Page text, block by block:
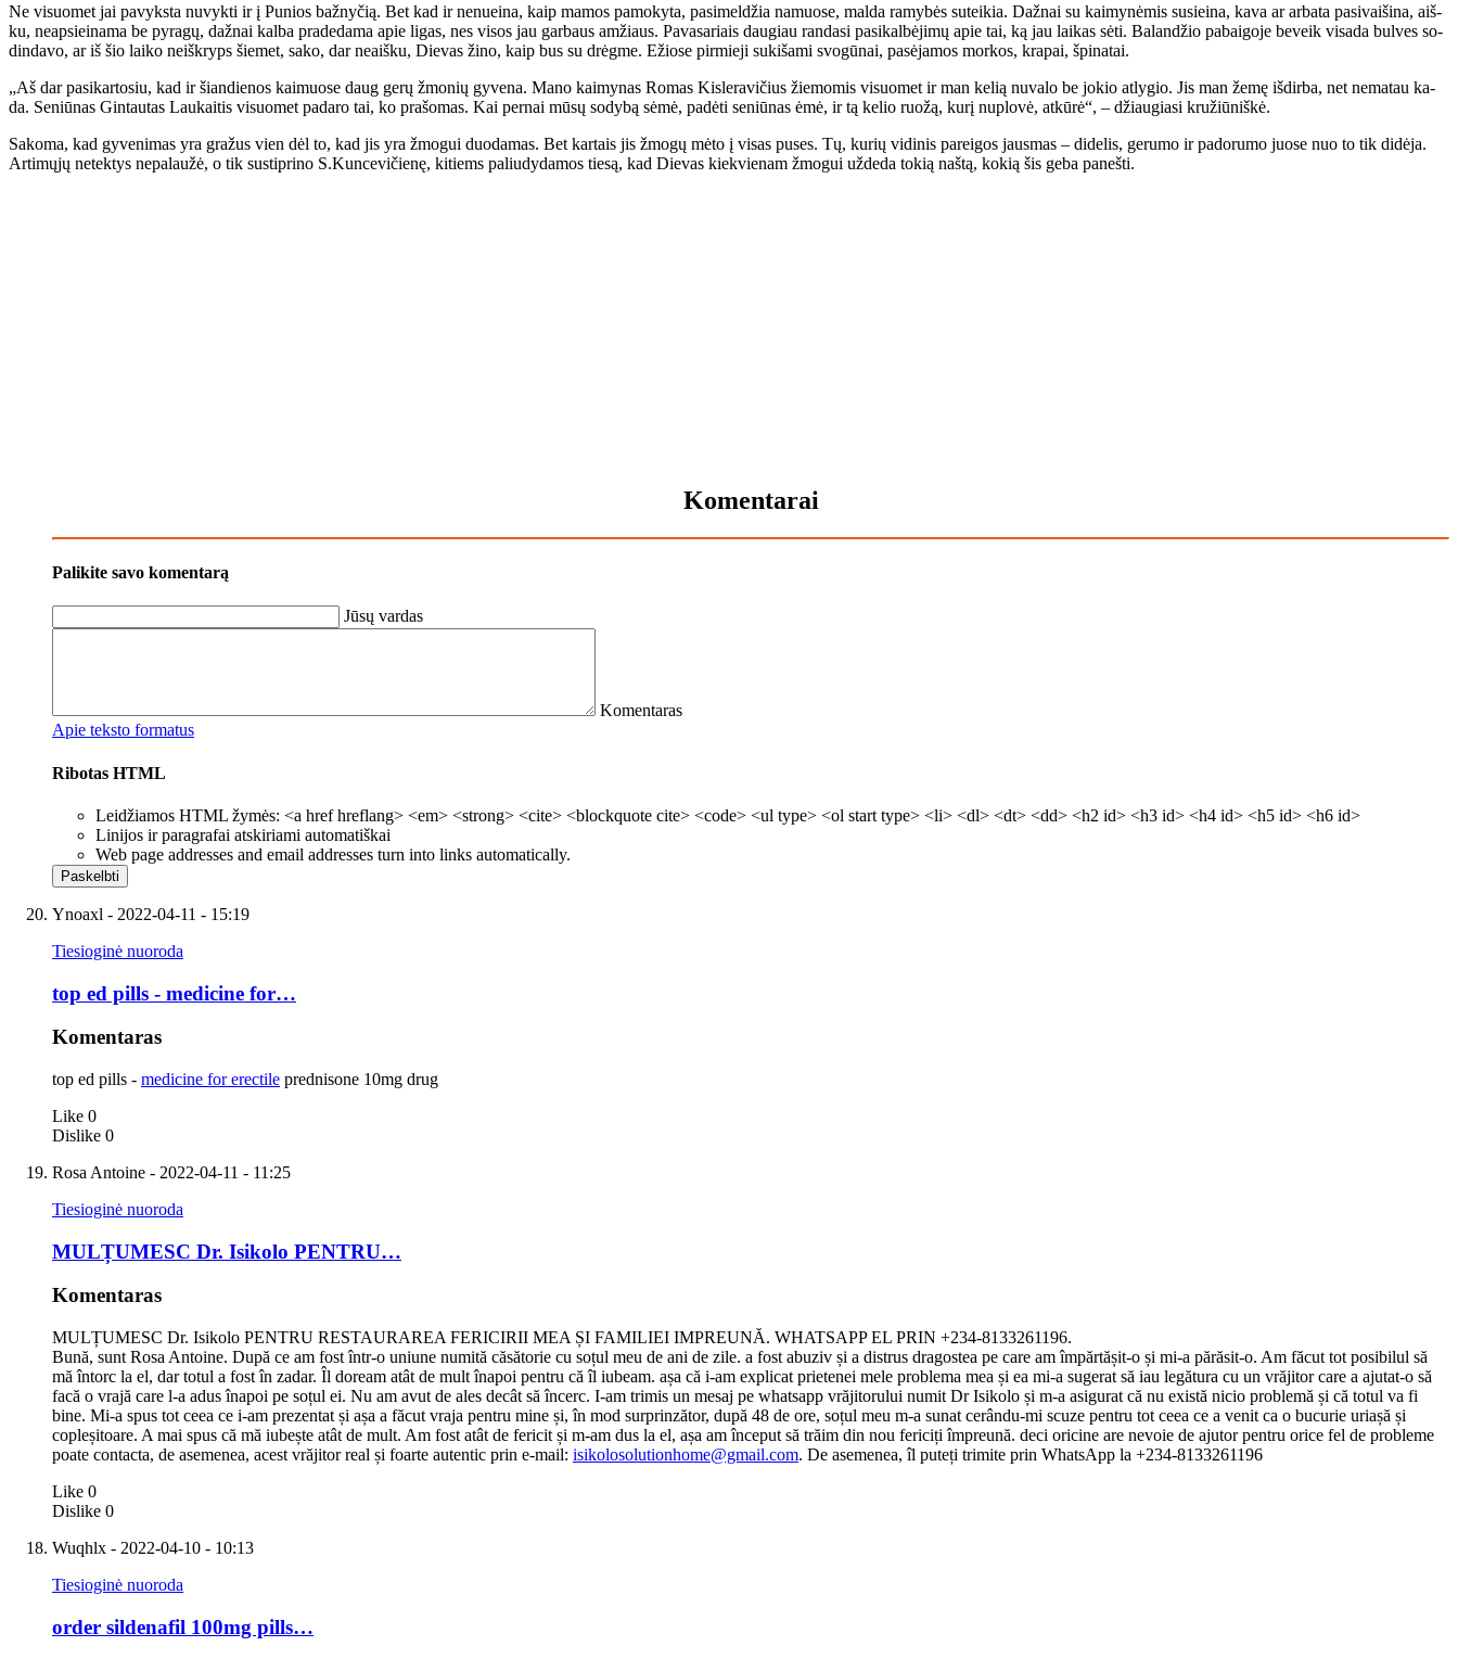
Ne vi­suo­met jai pa­vyks­ta nu­vyk­ti ir į Pu­nios baž­ny­čią. Bet kad ir ne­nu­ei­na, kaip ma­mos pa­mo­ky­ta, pa­si­mel­džia na­muo­se, mal­da ra­my­bės su­tei­kia. Daž­nai su kai­my­nė­mis su­si­ei­na, ka­va ar ar­ba­ta pa­si­vai­ši­na, aiš­
ku, neap­si­ei­na­ma be py­ra­gų, daž­nai kal­ba pra­de­da­ma apie li­gas, nes vi­sos jau gar­baus am­žiaus. Pa­va­sa­riais dau­giau ran­da­si pa­si­kal­bė­ji­mų apie tai, ką jau lai­kas sė­ti. Ba­lan­džio pa­bai­go­je be­veik vi­sa­da bul­ves so­
din­da­vo, ar iš šio lai­ko ne­iš­kryps šie­met, sa­ko, dar ne­aiš­ku, Die­vas ži­no, kaip bus su drėg­me. Ežio­se pir­mie­ji su­ki­ša­mi svo­gū­nai, pa­sė­ja­mos mor­kos, kra­pai, špi­na­tai.
„Aš dar pa­si­kar­to­siu, kad ir šian­die­nos kai­muo­se daug ge­rų žmo­nių gy­ve­na. Ma­no kai­my­nas Ro­mas Kis­le­ra­vi­čius žie­mo­mis vi­suo­met ir man ke­lią nu­va­lo be jo­kio at­ly­gio. Jis man že­mę iš­dir­ba, net ne­ma­tau ka­
da. Se­niū­nas Gin­tau­tas Lau­kai­tis vi­suo­met pa­da­ro tai, ko pra­šo­mas. Kai per­nai mū­sų so­dy­bą sė­mė, pa­dė­ti se­niū­nas ėmė, ir tą ke­lio ruo­žą, ku­rį nu­plo­vė, at­kū­rė“, – džiau­gia­si kru­žiū­niš­kė.
Sa­ko­ma, kad gy­ve­ni­mas yra gra­žus vien dėl to, kad jis yra žmo­gui duo­da­mas. Bet kar­tais jis žmo­gų mė­to į vi­sas pu­ses. Tų, ku­rių vi­di­nis pa­rei­gos jaus­mas – di­de­lis, ge­ru­mo ir pa­do­ru­mo juo­se nuo to tik di­dė­ja.
Ar­ti­mų­jų ne­tek­tys ne­pa­lau­žė, o tik su­stip­ri­no S.Kun­ce­vi­čie­nę, ki­tiems pa­liu­dy­da­mos tie­są, kad Die­vas kiek­vie­nam žmo­gui už­de­da to­kią naš­tą, ko­kią šis ge­ba pa­neš­ti.
Komentarai
Palikite savo komentarą
Jūsų vardas
Komentaras
Apie teksto formatus
Ribotas HTML
Leidžiamos HTML žymės: <a href hreflang> <em> <strong> <cite> <blockquote cite> <code> <ul type> <ol start type> <li> <dl> <dt> <dd> <h2 id> <h3 id> <h4 id> <h5 id> <h6 id>
Linijos ir paragrafai atskiriami automatiškai
Web page addresses and email addresses turn into links automatically.
Ynoaxl - 2022-04-11 - 15:19
Tiesioginė nuoroda
top ed pills - medicine for…
Komentaras
top ed pills - medicine for erectile prednisone 10mg drug
Like 0
Dislike 0
Rosa Antoine - 2022-04-11 - 11:25
Tiesioginė nuoroda
MULȚUMESC Dr. Isikolo PENTRU…
Komentaras
MULȚUMESC Dr. Isikolo PENTRU RESTAURAREA FERICIRII MEA ȘI FAMILIEI IMPREUNĂ. WHATSAPP EL PRIN +234-8133261196.
Bună, sunt Rosa Antoine. După ce am fost într-o uniune numită căsătorie cu soțul meu de ani de zile. a fost abuziv și a distrus dragostea pe care am împărtășit-o și mi-a părăsit-o. Am făcut tot posibilul să
mă întorc la el, dar totul a fost în zadar. Îl doream atât de mult înapoi pentru că îl iubeam. așa că i-am explicat prietenei mele problema mea și ea mi-a sugerat să iau legătura cu un vrăjitor care a ajutat-o ​​să
facă o vrajă care l-a adus înapoi pe soțul ei. Nu am avut de ales decât să încerc. I-am trimis un mesaj pe whatsapp vrăjitorului numit Dr Isikolo și m-a asigurat că nu există nicio problemă și că totul va fi
bine. Mi-a spus tot ceea ce i-am prezentat și așa a făcut vraja pentru mine și, în mod surprinzător, după 48 de ore, soțul meu m-a sunat cerându-mi scuze pentru tot ceea ce a venit ca o bucurie uriașă și
copleșitoare. A mai spus că mă iubește atât de mult. Am fost atât de fericit și m-am dus la el, așa am început să trăim din nou fericiți împreună. deci oricine are nevoie de ajutor pentru orice fel de probleme
poate contacta, de asemenea, acest vrăjitor real și foarte autentic prin e-mail: isikolosolutionhome@gmail.com. De asemenea, îl puteți trimite prin WhatsApp la +234-8133261196
Like 0
Dislike 0
Wuqhlx - 2022-04-10 - 10:13
Tiesioginė nuoroda
order sildenafil 100mg pills…